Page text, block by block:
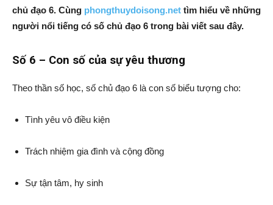
chủ đạo 6. Cùng phongthuydoisong.net tìm hiểu về những
người nổi tiếng có số chủ đạo 6 trong bài viết sau đây.
Số 6 – Con số của sự yêu thương
Theo thần số học, số chủ đạo 6 là con số biểu tượng cho:
Tình yêu vô điều kiện
Trách nhiệm gia đình và cộng đồng
Sự tận tâm, hy sinh